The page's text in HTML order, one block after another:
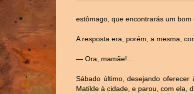
estômago, que encontrarás um bom
A resposta era, porém, a mesma,
— Ora, mamãe!...
Sábado último, desejando
Matilde à cidade, e parou, com ela,